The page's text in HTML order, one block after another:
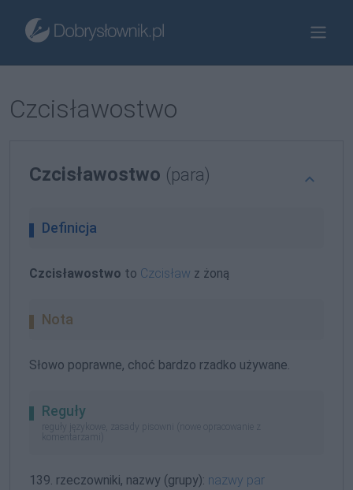
Czcisławostwo
Czcisławostwo (para)
Definicja
Czcisławostwo to Czcisław z żoną
Nota
Słowo poprawne, choć bardzo rzadko używane.
Reguły
reguły językowe, zasady pisowni (nowe opracowanie z
komentarzami)
139. rzeczowniki, nazwy (grupy): nazwy par